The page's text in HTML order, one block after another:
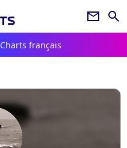
newsletter search
Charts français